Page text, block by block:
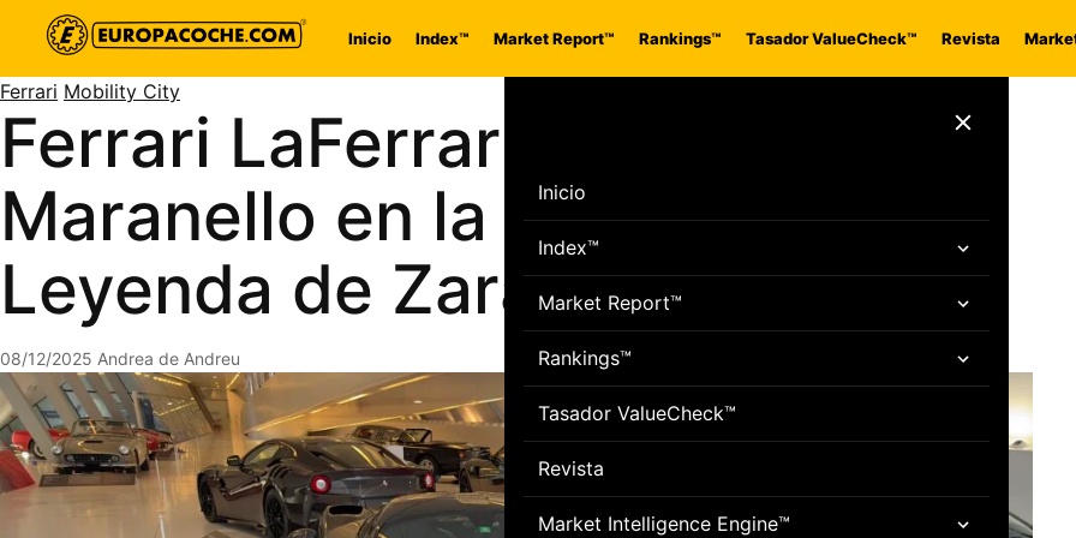
Saltar al contenido
Inicio Index™ Market Report™ Rankings™ Tasador ValueCheck™ Revista
Cerrar menú
Inicio
Index™
Market Report™
Rankings™
Tasador ValueCheck™
Revista
Market Intelligence Engine™
Ferrari Mobility City
Ferrari LaFerrari: una joya de
Maranello en la Expo Pasión y
Leyenda de Zaragoza
08/12/2025 Andrea de Andreu